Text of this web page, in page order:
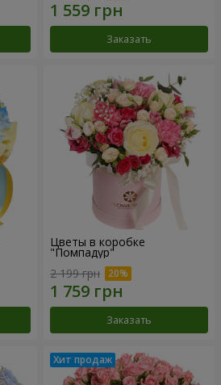
Заказать
Цветы в коробке
"Помпадур"
2 199 грн
Заказать